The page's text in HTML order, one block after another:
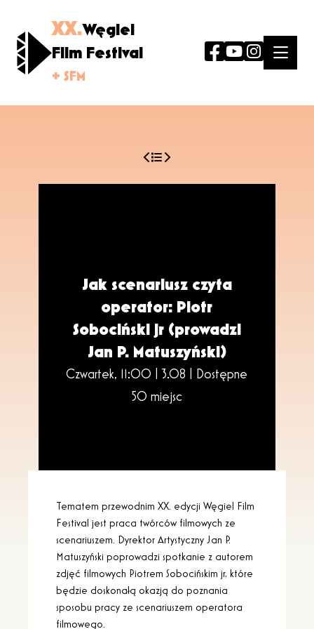
XX.Węgiel
Film Festival
+ SFM
Jak scenariusz czyta
operator: Piotr
Sobociński jr (prowadzi
Jan P. Matuszyński)
Czwartek, 11:00 | 3.08 |
Dostępne
50 miejsc
Tematem przewodnim XX. edycji Węgiel Film
Festival jest praca twórców filmowych ze
scenariuszem. Dyrektor Artystyczny Jan P.
Matuszyński poprowadzi spotkanie z autorem
zdjęć filmowych Piotrem Sobocińskim jr, które
będzie doskonałą okazją do poznania
sposobu pracy ze scenariuszem operatora
filmowego.